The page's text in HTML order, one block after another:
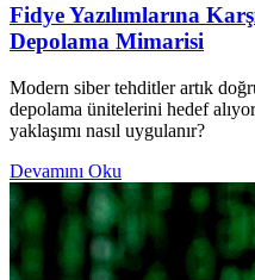
Fidye Yazılımlarına
Depolama Mimarisi
Modern siber tehditler artık
depolama ünitelerini hedef
yaklaşımı nasıl uygulanır?
Devamını Oku